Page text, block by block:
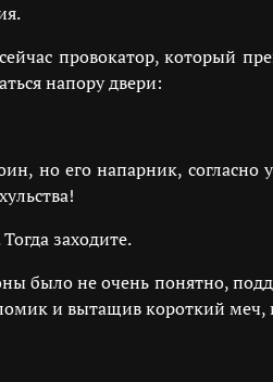
провокатор, который
напору двери:
его напарник, согласно
заходите.
было не очень понятно,
и вытащив короткий меч,